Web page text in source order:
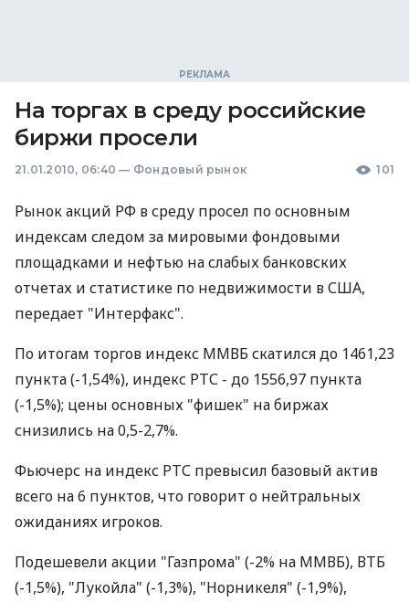
На торгах в среду российские
биржи просели
21.01.2010, 06:40 — Фондовый рынок 101
Рынок акций РФ в среду просел по основным
индексам следом за мировыми фондовыми
площадками и нефтью на слабых банковских
отчетах и статистике по недвижимости в США,
передает "Интерфакс".
По итогам торгов индекс ММВБ скатился до 1461,23
пункта (-1,54%), индекс РТС - до 1556,97 пункта
(-1,5%); цены основных "фишек" на биржах
снизились на 0,5-2,7%.
Фьючерс на индекс РТС превысил базовый актив
всего на 6 пунктов, что говорит о нейтральных
ожиданиях игроков.
Подешевели акции "Газпрома" (-2% на ММВБ), ВТБ
(-1,5%), "Лукойла" (-1,3%), "Норникеля" (-1,9%),